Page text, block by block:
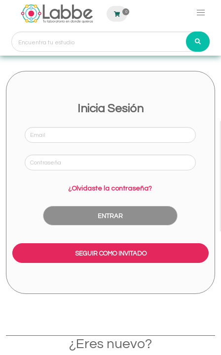
0
Inicia Sesión
¿Olvidaste la contraseña?
ENTRAR
SEGUIR COMO INVITADO
¿Eres nuevo?